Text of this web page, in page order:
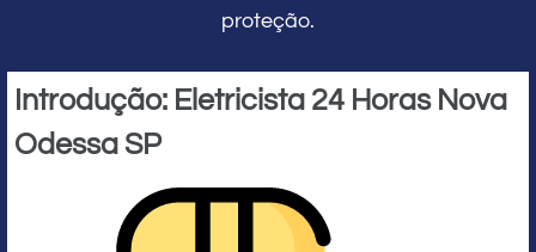
proteção.
Introdução: Eletricista 24 Horas Nova
Odessa SP